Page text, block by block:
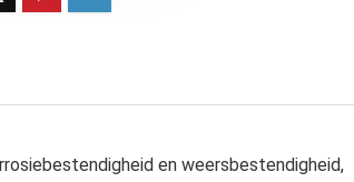
en weersbestendigheid,